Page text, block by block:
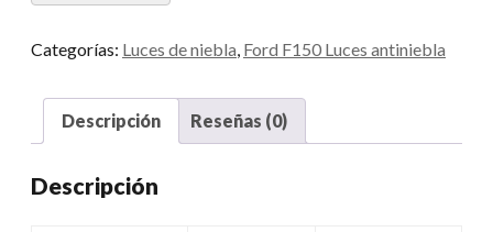
Categorías: Luces de niebla Ford F150 Luces antiniebla
Descripción Reseñas (0)
Descripción